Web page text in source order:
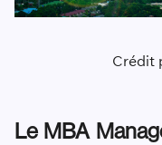
Crédit
Le MBA